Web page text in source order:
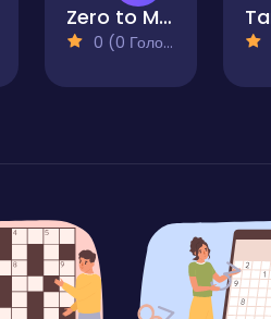
Zero to Millionaire!
0 (0 Голосів)